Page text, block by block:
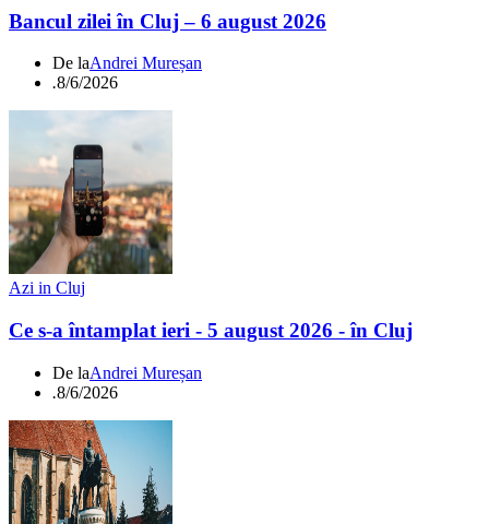
Bancul zilei în Cluj – 6 august 2026
De laAndrei Mureșan
.8/6/2026
Azi in Cluj
Ce s-a întamplat ieri - 5 august 2026 - în Cluj
De laAndrei Mureșan
.8/6/2026